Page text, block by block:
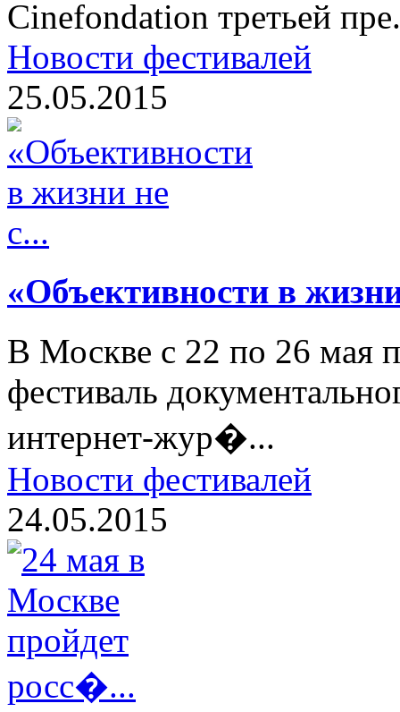
Cinefondation третьей
Новости фестивалей
25.05.2015
«Объективности в
В Москве с 22 по 26 мая
фестиваль
интернет-жур�...
Новости фестивалей
24.05.2015